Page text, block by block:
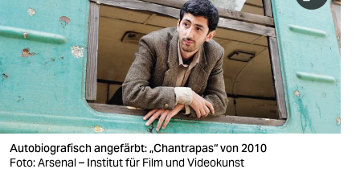
berlin
nord
wahrheit
verlag
verlag
Autobiografisch angefärbt: „Chantrapas“ von 2010
Foto: Arsenal – Institut für Film und Videokunst